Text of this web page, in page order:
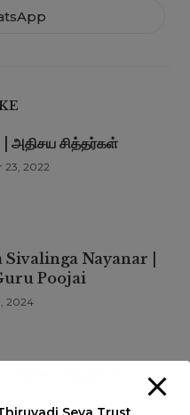
சித்தர்கள்
23, 2022
Nayanar |
Poojai
2024